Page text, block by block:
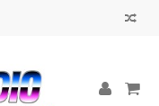
votre support musical
années 70, 80 et 90